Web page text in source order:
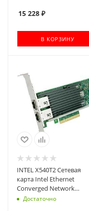
15 228 ₽
В КОРЗИНУ
INTEL X540T2 Сетевая
карта Intel Ethernet
Converged Network
Adapter X540-T2 retail unit
Достаточно